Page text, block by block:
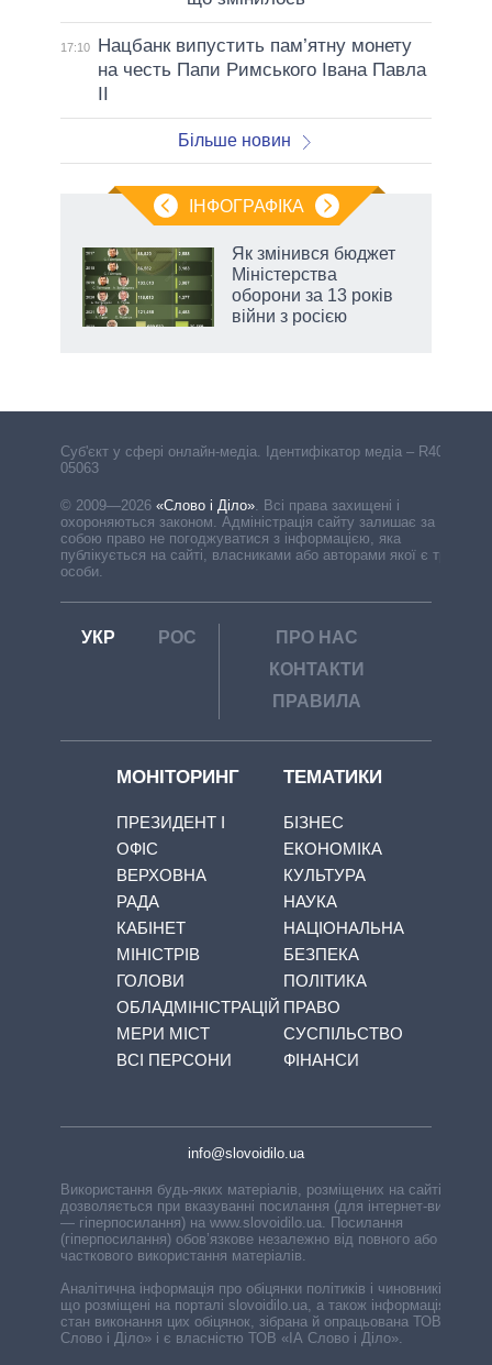
17:10
Нацбанк випустить пам’ятну монету
на честь Папи Римського Івана Павла
Більше новин
ІНФОГРАФІКА
Як змінився бюджет
Міністерства
оборони за 13 років
війни з росією
Cуб'єкт у сфері онлайн-медіа. Ідентифікатор медіа – R40-
05063
© 2009—2026 «Слово і Діло». Всі права захищені і
охороняються законом. Адміністрація сайту залишає за
собою право не погоджуватися з інформацією, яка
публікується на сайті, власниками або авторами якої є треті
особи.
УКР РОС
ПРО НАС
КОНТАКТИ
ПРАВИЛА
МОНІТОРИНГ
ПРЕЗИДЕНТ І
ОФІС
ВЕРХОВНА
РАДА
КАБІНЕТ
МІНІСТРІВ
ГОЛОВИ
ОБЛАДМІНІСТРАЦІЙ
МЕРИ МІСТ
ВСІ ПЕРСОНИ
ТЕМАТИКИ
БІЗНЕС
ЕКОНОМІКА
КУЛЬТУРА
НАУКА
НАЦІОНАЛЬНА
БЕЗПЕКА
ПОЛІТИКА
ПРАВО
СУСПІЛЬСТВО
ФІНАНСИ
info@slovoidilo.ua
Використання будь-яких матеріалів, розміщених на сайті,
дозволяється при вказуванні посилання (для інтернет-видань
— гіперпосилання) на www.slovoidilo.ua. Посилання
(гіперпосилання) обов’язкове незалежно від повного або
часткового використання матеріалів.
Аналітична інформація про обіцянки політиків і чиновників,
що розміщені на порталі slovoidilo.ua, а також інформація про
стан виконання цих обіцянок, зібрана й опрацьована ТОВ «ІА
Слово і Діло» і є власністю ТОВ «ІА Слово і Діло».